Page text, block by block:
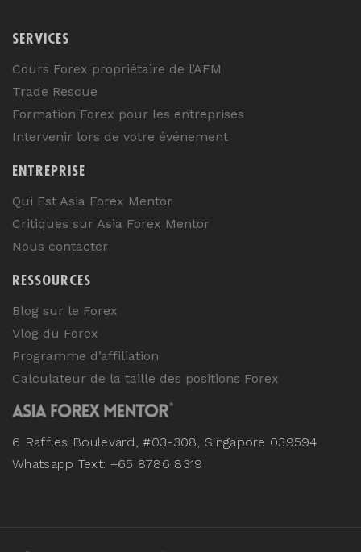
SERVICES
Cours Forex propriétaire de l’AFM
Trade Rescue
Formation Forex pour les entreprises
Intervenir lors de votre événement
ENTREPRISE
Qui Est Asia Forex Mentor
Critiques sur Asia Forex Mentor
Nous contacter
RESSOURCES
Blog sur le Forex
Vlog du Forex
Programme d’affiliation
Calculateur de la taille des positions Forex
6 Raffles Boulevard, #03-308, Singapore 039594
Whatsapp Text: +65 8786 8319